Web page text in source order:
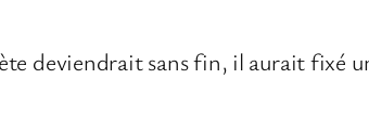
deviendrait sans fin, il aurait fixé